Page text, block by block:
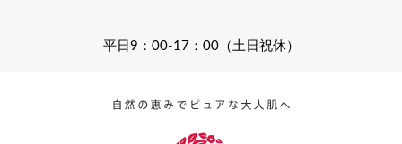
平日9：00-17：00（土日祝休）